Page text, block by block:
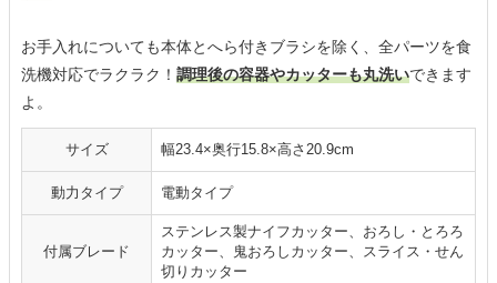
お手入れについても本体とへら付きブラシを除く、全パーツを食
洗機対応でラクラク！ 調理後の容器やカッターも丸洗いできます
よ。
サイズ 幅23.4×奥行15.8×高さ20.9cm
動力タイプ 電動タイプ
付属ブレード
ステンレス製ナイフカッター、おろし・とろろ
カッター、鬼おろしカッター、スライス・せん
切りカッター